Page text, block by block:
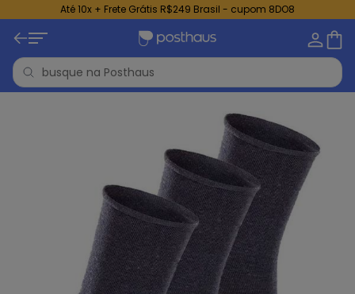
Até 10x + Frete Grátis R$249 Brasil - cupom 8DO8